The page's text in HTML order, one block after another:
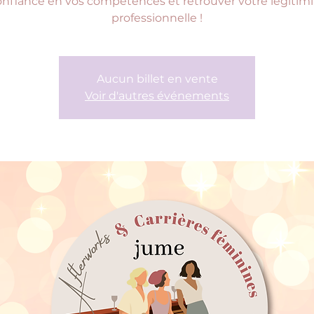
professionnelle !
Aucun billet en vente
Voir d'autres événements